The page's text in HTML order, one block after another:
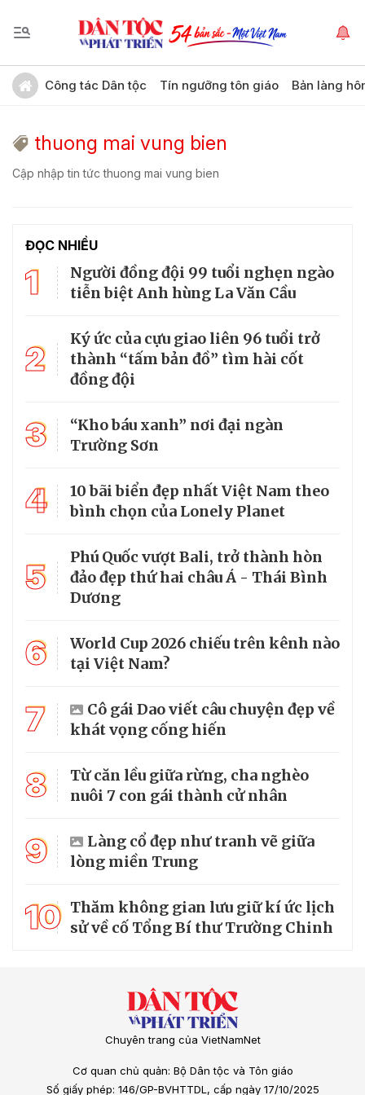
Công tác Dân tộc Tín ngưỡng tôn giáo Bản làng
thuong mai vung bien
Cập nhập tin tức thuong mai vung bien
ĐỌC NHIỀU
1
Người đồng đội 99 tuổi nghẹn ngào
tiễn biệt Anh hùng La Văn Cầu
2
Ký ức của cựu giao liên 96 tuổi trở
thành “tấm bản đồ” tìm hài cốt
đồng đội
3
“Kho báu xanh” nơi đại ngàn
Trường Sơn
4
10 bãi biển đẹp nhất Việt Nam theo
bình chọn của Lonely Planet
5
Phú Quốc vượt Bali, trở thành hòn
đảo đẹp thứ hai châu Á - Thái Bình
Dương
6
World Cup 2026 chiếu trên kênh nào
tại Việt Nam?
7
Cô gái Dao viết câu chuyện đẹp về
khát vọng cống hiến
8
Từ căn lều giữa rừng, cha nghèo
nuôi 7 con gái thành cử nhân
9
Làng cổ đẹp như tranh vẽ giữa
lòng miền Trung
10 Thăm không gian lưu giữ kí ức lịch
sử về cố Tổng Bí thư Trường Chinh
Chuyên trang của VietNamNet
Cơ quan chủ quản: Bộ Dân tộc và Tôn giáo
Số giấy phép: 146/GP-BVHTTDL, cấp ngày 17/10/2025